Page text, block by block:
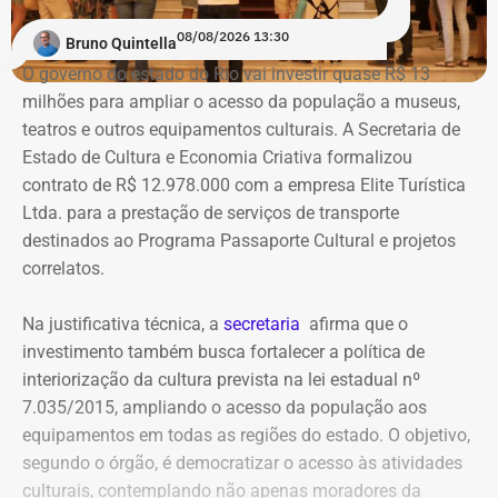
ano após dizer que o “Palácio Guanabara é o gabinete do
crime organizado”, em uma participação no podcast
“Pode Garotinho?”.
Viagens internacionais sob pretexto
acadêmico
Apenas no exercício de 2025, as despesas ligadas a
Victor Travancas dispararam e chegaram a R$ 228,6 mil,
Madri, Nova York, Paris, Amsterdã e Barcelona.
As justificativas oficiais para as viagens do subsecretário
costumam citar cooperação internacional, visitas a
universidades e representação institucional. Mas os
próprios registros apresentam erros evidentes. Há viagens
cadastrais, endereços eletrônicos, telefones, IPs,
dispositivos utilizados, histórico de nomes,
administradores atuais e anteriores, contas vinculadas,
meios de recuperação, contas publicitárias e dados de
pagamento. Com isso, a Meta também seria obrigada a
elaborar uma tabela comparativa, indicando se os perfis
compartilham telefones, dispositivos, endereços de IP,
administradores, contas de anúncios, meios de
pagamento ou gerenciadores de negócios.
impulsionamentos e cita morte de
criança como exemplo de fake news
As 31 publicações relacionadas pela prefeitura tratam de
assuntos diversos. A lista inclui manchetes sobre prisões
na Assembleia Legislativa, supostos acordos políticos,
Bruno Quintella08/08/2026 13:30
O governo do estado do Rio vai investir quase R$ 13
milhões para ampliar o acesso da população a museus,
teatros e outros equipamentos culturais. A Secretaria de
Estado de Cultura e Economia Criativa formalizou
contrato de R$ 12.978.000 com a empresa Elite Turística
Ltda. para a prestação de serviços de transporte
destinados ao Programa Passaporte Cultural e projetos
correlatos.
Na justificativa técnica, a secretaria afirma que o
investimento também busca fortalecer a política de
interiorização da cultura prevista na lei estadual nº
7.035/2015, ampliando o acesso da população aos
equipamentos em todas as regiões do estado. O objetivo,
segundo o órgão, é democratizar o acesso às atividades
culturais, contemplando não apenas moradores da